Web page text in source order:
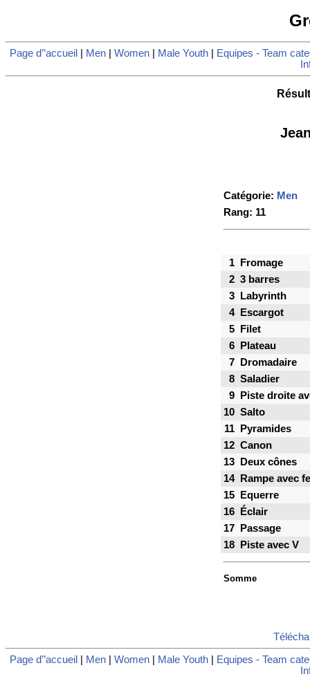
Page d’’accueil Men Women Male Youth
Equipes - Team
Catégorie: Men
Rang: 11
1
Fromage
2 3 barres
3
Labyrinth
4
Escargot
5
Filet
6
Plateau
7
Dromadaire
8 Saladier
9
Piste droite
10 Salto
11
Pyramides
12 Canon
13
Deux cônes
14
Rampe avec
15
Equerre
16
Éclair
17
Passage
18
Piste avec V
Somme
Page d’’accueil Men Women Male Youth
Equipes - Team